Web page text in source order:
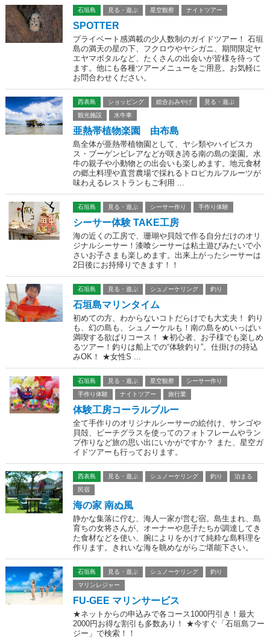
石垣島 見る・遊ぶ 星空観察 ナイトツアー
SPOTTER
プライベート感満載の少人数制のガイドツアー！ 石垣
島の満天の星の下、フクロウやヤシガニ、期間限定ヤ
エヤマボタルなど、たくさんの出会いが皆様を待って
ます。他にも各種ツアーメニューをご用意。お気軽に
お問合わせください。
西表島 ショッピング 総合おみやげ
見る・遊ぶ
観光施設
水牛車
亜熱帯植物楽園 由布島
島全体が亜熱帯植物園として、ヤシ類やハイビスカ
ス・ブーゲンビレアなどが咲き誇る南の島の楽園。水
牛の親子や小動物との出会いも楽しめます。地元食材
の郷土料理や直営農場で採れるトロピカルフルーツが
味わえるレストランもご利用 ...
石垣島 見る・遊ぶ シーサー作り 手作り体験
シーサー体験 TAKE工房
海の近くの工房で、珊瑚や貝殻で作る自分だけのオリ
ジナルシーサー！漆喰シーサーは粘土遊びみたいで小
さいお子さまも楽しめます。出来上がったシーサーは
2日後にお持帰りできます！！
石垣島 見る・遊ぶ シュノーケリング 釣り
石垣島マリンタイム
初めての方、わからないコトだらけでも大丈夫！ 釣り
も、幻の島も、シュノーケルも！南の島をめいっぱい
満喫する欲ばりコース！ ★初心者、お子様でも楽しめ
るツアー！釣りは船上での“体験釣り”。仕掛けの持込
みOK！ ★女性S ...
石垣島 見る・遊ぶ 星空観察
シーサー作り
手作り体験
ナイトツアー 旅行業
体験工房コーラルブルー
全て手作りのオリジナルシーサーの絵付け、サンゴや
貝殻、ビーチグラスを使ってのフォトフレームやラン
プ作りなど旅の思い出にいかがですか？ また、星空ガ
イドツアーも行っております。
西表島 見る・遊ぶ シュノーケリング 釣り
泊まる
民宿
海の家 南ぬ風
静かな集落に佇む、海人一家が営む宿。島生まれ、島
育ちの女将さんが、オーナーや息子たちが調達してき
た食材などを使い、腕によりをかけて純粋な島料理を
作ります。きれいな海を眺めながらご堪能下さい。
石垣島 見る・遊ぶ シュノーケリング
釣り
マリンレジャー
FU-GEE マリンサービス
★ネットからの申込みで各コース1000円引き！最大
2000円お得な割引も多数あり！ ★今すぐ「石垣島フー
ジー」で検索！！